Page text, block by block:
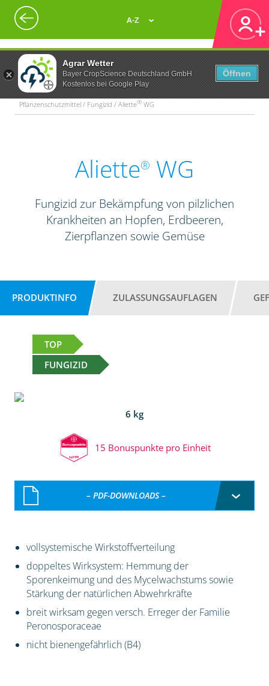
Agrar Wetter
Bayer CropScience Deutschland GmbH
Kostenlos bei Google Play
Öffnen
A-Z
Pflanzenschutzmittel / Fungizid / Aliette® WG
Aliette® WG
Fungizid zur Bekämpfung von pilzlichen
Krankheiten an Hopfen, Erdbeeren,
Zierpflanzen sowie Gemüse
PRODUKTINFO ZULASSUNGSAUFLAGEN
TOP
FUNGIZID
6 kg
15 Bonuspunkte pro Einheit
– PDF-DOWNLOADS –
vollsystemische Wirkstoffverteilung
doppeltes Wirksystem: Hemmung der
Sporenkeimung und des Mycelwachstums sowie
Stärkung der natürlichen Abwehrkräfte
breit wirksam gegen versch. Erreger der Familie
Peronosporaceae
nicht bienengefährlich (B4)